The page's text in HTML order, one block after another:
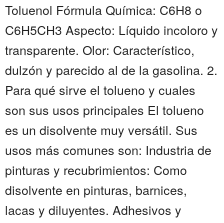
Toluenol Fórmula Química: C6H8 o
C6H5CH3 Aspecto: Líquido incoloro y
transparente. Olor: Característico,
dulzón y parecido al de la gasolina. 2.
Para qué sirve el tolueno y cuales
son sus usos principales El tolueno
es un disolvente muy versátil. Sus
usos más comunes son: Industria de
pinturas y recubrimientos: Como
disolvente en pinturas, barnices,
lacas y diluyentes. Adhesivos y